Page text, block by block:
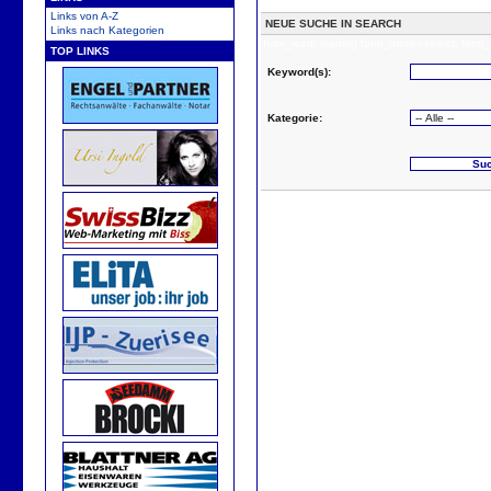
Links von A-Z
Links nach Kategorien
TOP LINKS
NEUE SUCHE IN SEARCH
Keyword(s):
Kategorie: